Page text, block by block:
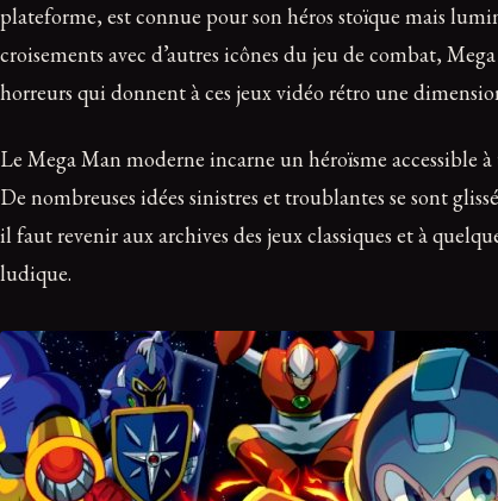
plateforme, est connue pour son héros stoïque mais
croisements avec d’autres icônes du jeu de combat,
horreurs qui donnent à ces jeux vidéo rétro une
Le Mega Man moderne incarne un héroïsme accessible
De nombreuses idées sinistres et troublantes se sont
il faut revenir aux archives des jeux classiques et à
ludique.